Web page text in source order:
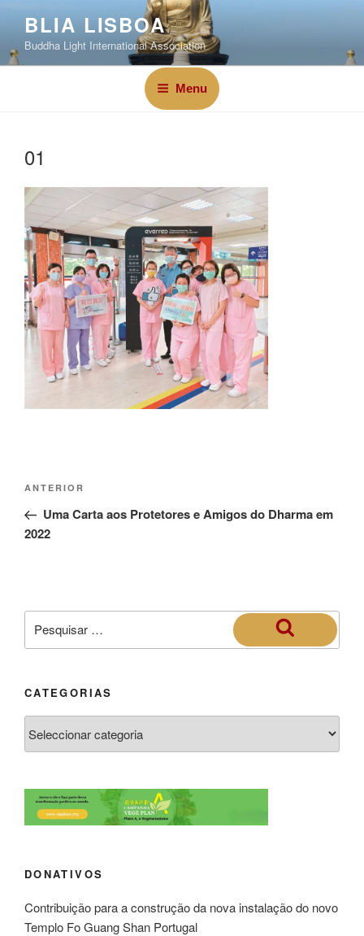
BLIA LISBOA
Buddha Light International Association
Menu
01
ANTERIOR
Uma Carta aos Protetores e Amigos do Dharma em
2022
CATEGORIAS
DONATIVOS
Contribuição para a construção da nova instalação do novo
Templo Fo Guang Shan Portugal